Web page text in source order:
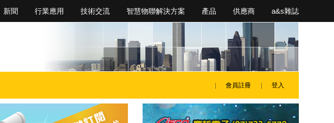
新聞 行業應用 技術交流 智慧物聯解決方案 產品 供應商 a&s雜誌
會員註冊 登入